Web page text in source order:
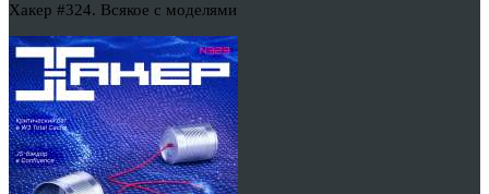
Хакер #324. Всякое с моделями